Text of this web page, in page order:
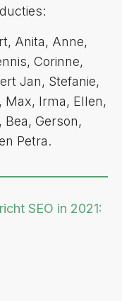
Anita, Anne,
Corinne,
Jan, Stefanie,
Max, Irma, Ellen,
Bea, Gerson,
Petra.
SEO in 2021: